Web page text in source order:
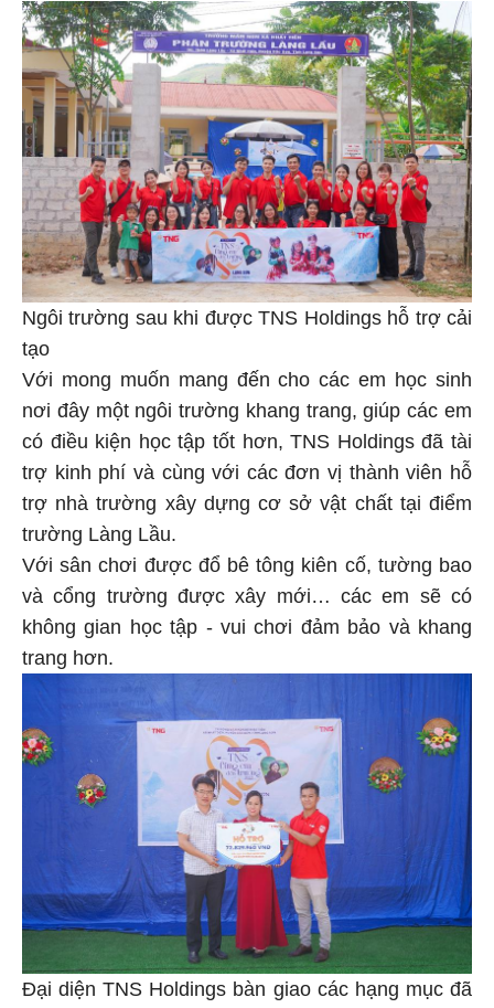
Ngôi trường sau khi được TNS Holdings hỗ trợ cải
tạo
Với mong muốn mang đến cho các em học sinh
nơi đây một ngôi trường khang trang, giúp các em
có điều kiện học tập tốt hơn, TNS Holdings đã tài
trợ kinh phí và cùng với các đơn vị thành viên hỗ
trợ nhà trường xây dựng cơ sở vật chất tại điểm
trường Làng Lầu.
Với sân chơi được đổ bê tông kiên cố, tường bao
và cổng trường được xây mới… các em sẽ có
không gian học tập - vui chơi đảm bảo và khang
trang hơn.
Đại diện TNS Holdings bàn giao các hạng mục đã